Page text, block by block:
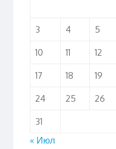
3
4 5
10
11 12
17
18 19
24
25 26
31
« Июл